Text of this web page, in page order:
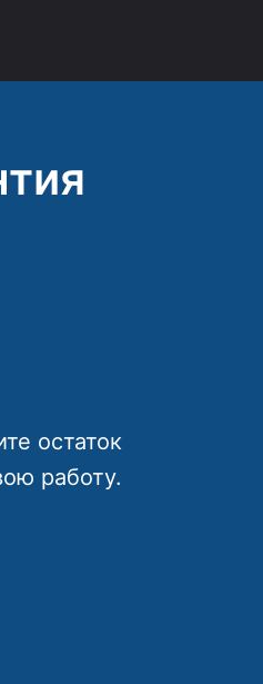
остаток
работу.